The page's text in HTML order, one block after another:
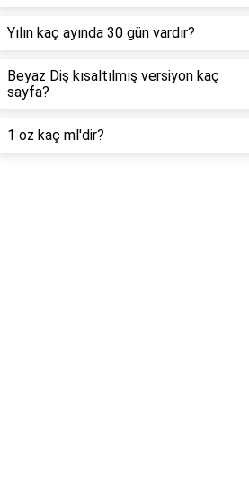
Yılın kaç ayında 30 gün vardır?
Beyaz Diş kısaltılmış versiyon kaç
sayfa?
1 oz kaç ml'dir?